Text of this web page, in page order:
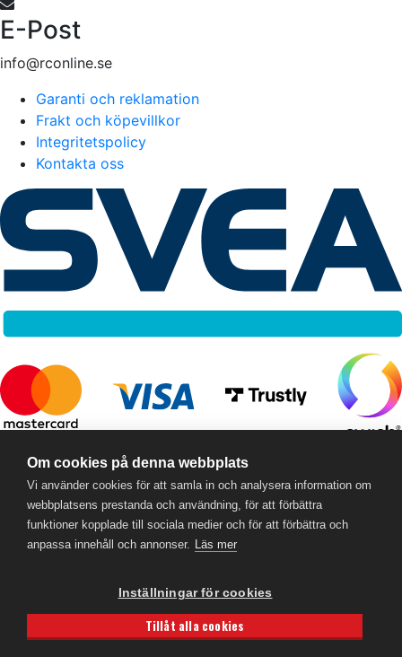
E-Post
info@rconline.se
Garanti och reklamation
Frakt och köpevillkor
Integritetspolicy
Kontakta oss
- © 2026
559357-5706
Powered byGital
Om cookies på denna webbplats
Vi använder cookies för att samla in och analysera information om
webbplatsens prestanda och användning, för att förbättra
funktioner kopplade till sociala medier och för att förbättra och
anpassa innehåll och annonser. Läs mer
Inställningar för cookies
Tillåt alla cookies